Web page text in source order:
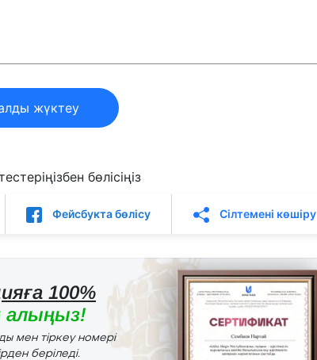
жүктеу
бөлісіңіз
Фейсбукта бөлісу Сілтемені көшіру
100%
алыңыз!
мен тіркеу номері
беріледі.